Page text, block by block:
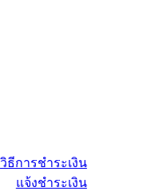
วิธีการชำระเงิน
แจ้งชำระเงิน